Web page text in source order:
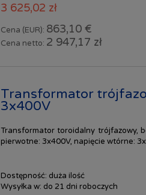
3 625,02 zł
Cena (EUR): 863,10 €
Cena netto: 2 947,17 zł
Transformator
3x400V
Transformator toroidalny trójfazowy,
pierwotne: 3x400V, napięcie wtórne:
Dostępność: duża ilość
Wysyłka w: do 21 dni roboczych